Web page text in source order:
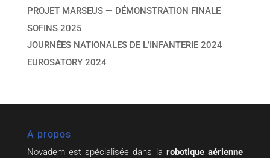
PROJET MARSEUS — DÉMONSTRATION FINALE
SOFINS 2025
JOURNÉES NATIONALES DE L’INFANTERIE 2024
EUROSATORY 2024
A propos
Novadem est spécialisée dans la robotique aérienne